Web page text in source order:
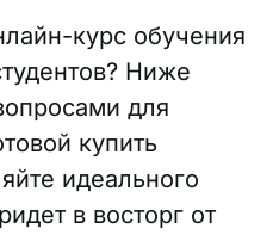
курс обучения
Ниже
для
купить
идеального
в восторг от